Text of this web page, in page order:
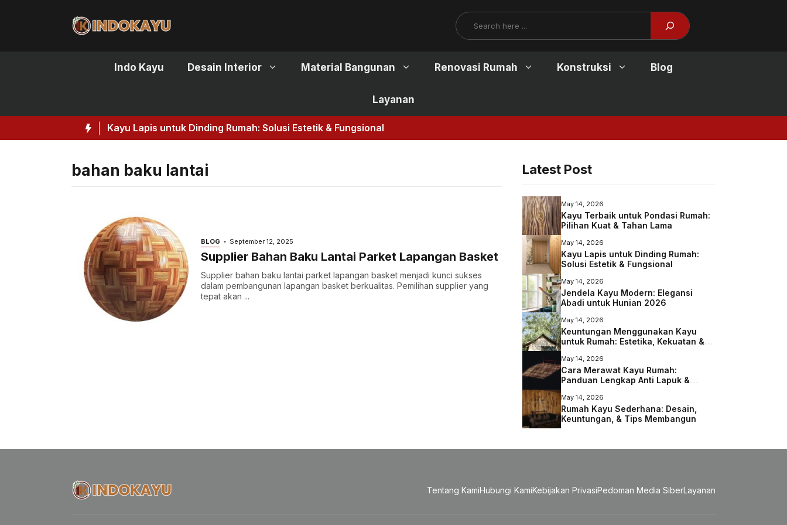
Search Facebook
Indo Kayu Desain Interior Material Bangunan Renovasi Rumah Konstruksi Blog
Layanan
Kayu Lapis untuk Dinding Rumah: Solusi Estetik & Fungsional
bahan baku lantai
BLOG September 12, 2025
Supplier Bahan Baku Lantai Parket Lapangan Basket
Supplier bahan baku lantai parket lapangan basket menjadi kunci sukses
dalam pembangunan lapangan basket berkualitas. Pemilihan supplier yang
tepat akan ...
Latest Post
May 14, 2026
Kayu Terbaik untuk Pondasi Rumah:
Pilihan Kuat & Tahan Lama
May 14, 2026
Kayu Lapis untuk Dinding Rumah:
Solusi Estetik & Fungsional
May 14, 2026
Jendela Kayu Modern: Elegansi
Abadi untuk Hunian 2026
May 14, 2026
Keuntungan Menggunakan Kayu
untuk Rumah: Estetika, Kekuatan &
May 14, 2026
Cara Merawat Kayu Rumah:
Panduan Lengkap Anti Lapuk &
May 14, 2026
Rumah Kayu Sederhana: Desain,
Keuntungan, & Tips Membangun
Tentang KamiHubungi KamiKebijakan PrivasiPedoman Media SiberLayanan